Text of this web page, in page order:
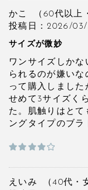
かこ （60代以上
投稿日：2026/03/
サイズが微妙
ワンサイズしか
られるのが嫌い
って購入しました
せめて3サイズく
た。肌触りはとて
ングタイプのブラ
えいみ （40代・